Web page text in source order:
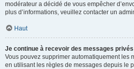
modérateur a décidé de vous empêcher
plus d’informations, veuillez contacter un
Haut
Je continue à recevoir des messages
Vous pouvez supprimer automatiquement les
en utilisant les règles de messages depuis le